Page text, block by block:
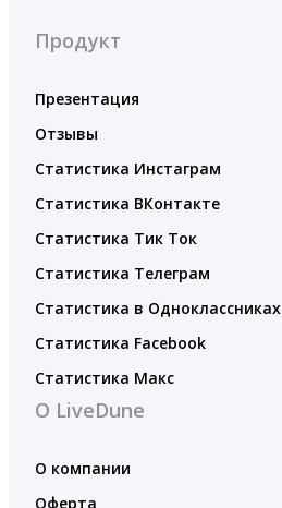
Продукт
Презентация
Отзывы
Статистика Инстаграм
Статистика ВКонтакте
Статистика Тик Ток
Статистика Телеграм
Статистика в Одноклассниках
Статистика Facebook
Статистика Макс
О LiveDune
О компании
Оферта